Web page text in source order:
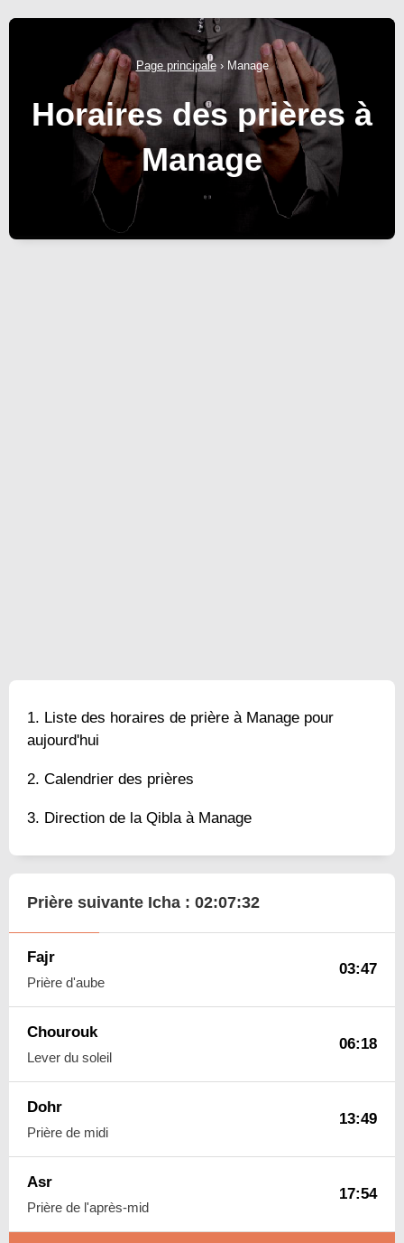
Page principale› Manage
Horaires des prières à
Manage
Liste des horaires de prière à Manage pour
aujourd'hui
Calendrier des prières
Direction de la Qibla à Manage
Prière suivante Icha : 02:07:31
Fajr
Prière d'aube
03:47
Chourouk
Lever du soleil
06:18
Dohr
Prière de midi
13:49
Asr
Prière de l'après-mid
17:54